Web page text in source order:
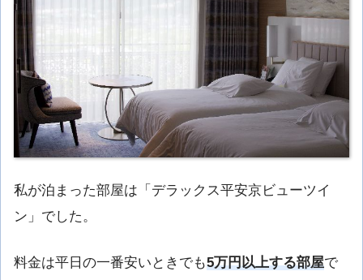
私が泊まった部屋は「デラックス平安京ビューツイ
ン」でした。
料金は平日の一番安いときでも5万円以上する部屋で